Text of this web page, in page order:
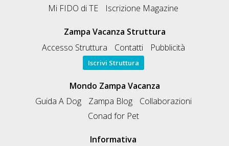
Mi FIDO di TE
Iscrizione Magazine
Zampa Vacanza Struttura
Accesso Struttura
Contatti Pubblicità
Iscrivi Struttura
Mondo Zampa Vacanza
Guida A Dog
Zampa Blog
Collaborazioni
Conad for Pet
Informativa